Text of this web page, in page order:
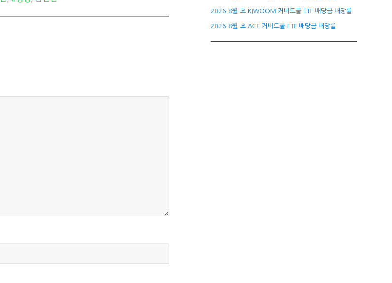
2026 8월 초 KIWOOM 커버드콜 ETF 배당금 배당률
2026 8월 초 ACE 커버드콜 ETF 배당금 배당률